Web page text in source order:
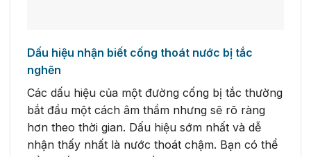
Dấu hiệu nhận biết cống thoát nước bị tắc
nghẽn
Các dấu hiệu của một đường cống bị tắc thường
bắt đầu một cách âm thầm nhưng sẽ rõ ràng
hơn theo thời gian. Dấu hiệu sớm nhất và dễ
nhận thấy nhất là nước thoát chậm. Bạn có thể